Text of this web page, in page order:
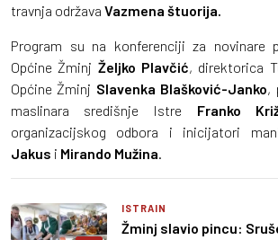
travnja održava Vazmena štuorija.
Program su na konferenciji za novinare
Općine Žminj Željko Plavčić, direktorica
Općine Žminj Slavenka Blašković-Janko,
maslinara središnje Istre Franko
organizacijskog odbora i inicijatori
Jakus i Mirando Mužina.
ISTRAIN
Žminj slavio pincu: